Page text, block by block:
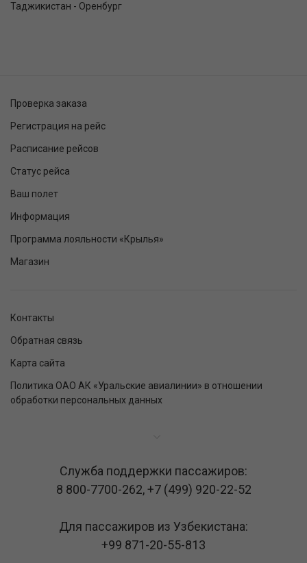
Таджикистан - Оренбург
Проверка заказа
Регистрация на рейс
Расписание рейсов
Статус рейса
Ваш полет
Информация
Программа лояльности «Крылья»
Магазин
Контакты
Обратная связь
Карта сайта
Политика ОАО АК «Уральские авиалинии» в отношении
обработки персональных данных
Служба поддержки пассажиров:
8 800-7700-262,+7 (499) 920-22-52
Для пассажиров из Узбекистана:
+99 871-20-55-813